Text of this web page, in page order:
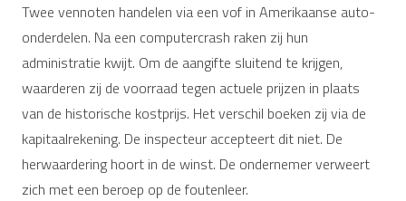
Twee vennoten handelen via een vof in Amerikaanse auto-
onderdelen. Na een computercrash raken zij hun
administratie kwijt. Om de aangifte sluitend te krijgen,
waarderen zij de voorraad tegen actuele prijzen in plaats
van de historische kostprijs. Het verschil boeken zij via de
kapitaalrekening. De inspecteur accepteert dit niet. De
herwaardering hoort in de winst. De ondernemer verweert
zich met een beroep op de foutenleer.